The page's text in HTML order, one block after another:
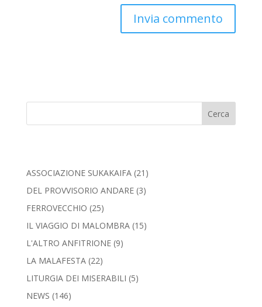
Cerca
ASSOCIAZIONE SUKAKAIFA(21)
DEL PROVVISORIO ANDARE(3)
FERROVECCHIO (25)
IL VIAGGIO DI MALOMBRA(15)
L'ALTRO ANFITRIONE(9)
LA MALAFESTA(22)
LITURGIA DEI MISERABILI (5)
NEWS (146)